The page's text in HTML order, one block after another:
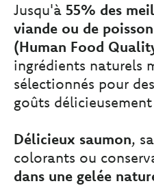
Jusqu'à 55% des
viande ou de
(Human Food
ingrédients naturels
sélectionnés pour
goûts
Délicieux saumon,
colorants ou
dans une gelée